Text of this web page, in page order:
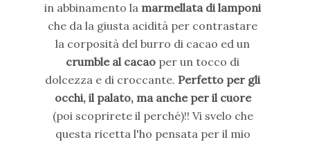
in abbinamento la marmellata di lamponi
che da la giusta acidità per contrastare
la corposità del burro di cacao ed un
crumble al cacao per un tocco di
dolcezza e di croccante. Perfetto per gli
occhi, il palato, ma anche per il cuore
(poi scoprirete il perché)!! Vi svelo che
questa ricetta l'ho pensata per il mio